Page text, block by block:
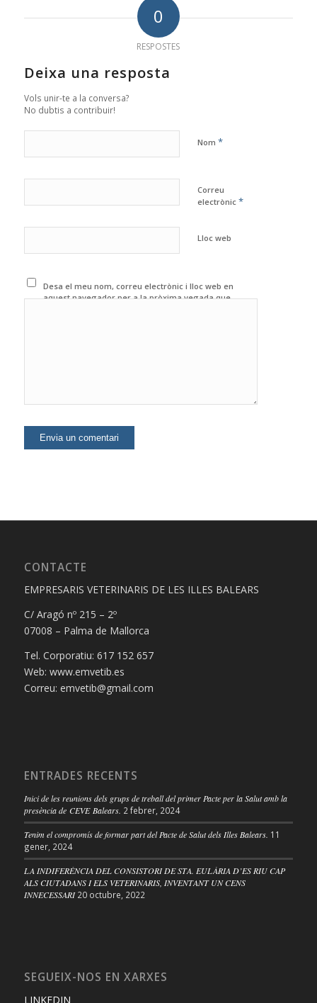
0
RESPOSTES
Deixa una resposta
Vols unir-te a la conversa?
No dubtis a contribuir!
Nom *
Correu
electrònic *
Lloc web
Desa el meu nom, correu electrònic i lloc web en
aquest navegador per a la pròxima vegada que
CONTACTE
EMPRESARIS VETERINARIS DE LES ILLES BALEARS
C/ Aragó nº 215 – 2º
07008 – Palma de Mallorca
Tel. Corporatiu: 617 152 657
Web: www.emvetib.es
Correu: emvetib@gmail.com
ENTRADES RECENTS
Inici de les reunions dels grups de treball del primer Pacte per la Salut amb la
presència de CEVE Balears. 2 febrer, 2024
Tenim el compromís de formar part del Pacte de Salut dels Illes Balears. 11
gener, 2024
LA INDIFERÈNCIA DEL CONSISTORI DE STA. EULÀRIA D’ES RIU CAP
ALS CIUTADANS I ELS VETERINARIS, INVENTANT UN CENS
INNECESSARI 20 octubre, 2022
SEGUEIX-NOS EN XARXES
LINKEDIN